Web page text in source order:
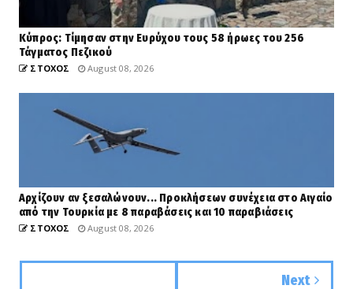
Κύπρος: Τίμησαν στην Ευρύχου τους 58 ήρωες του 256
Τάγματος Πεζικού
ΣΤΟΧΟΣ August 08, 2026
Αρχίζουν αν ξεσαλώνουν... Προκλήσεων συνέχεια στο Αιγαίο
από την Τουρκία με 8 παραβάσεις και 10 παραβιάσεις
ΣΤΟΧΟΣ August 08, 2026
Next